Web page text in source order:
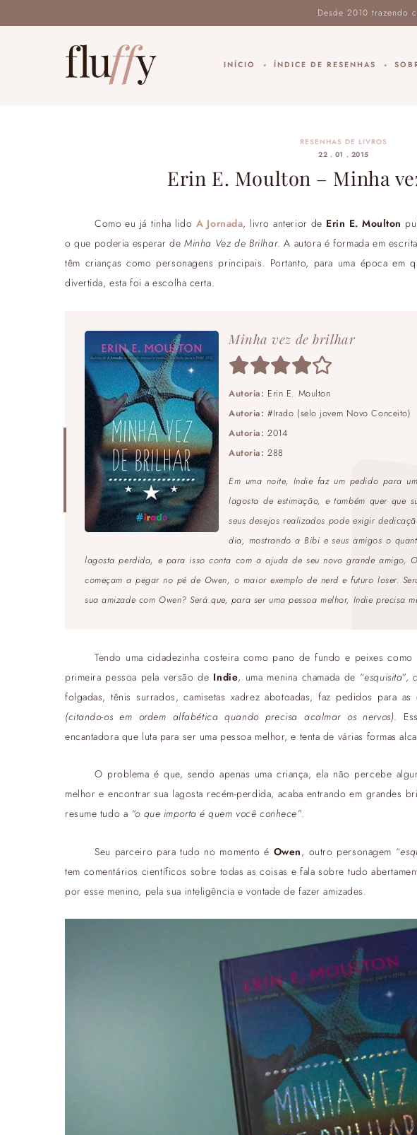
INÍCIO ÍNDICE DE RESENHAS
RESENHAS DE LIVROS
22 . 01 . 2015
Erin E. Moulton – Minha
Como eu já tinha lido A Jornada, livro anterior de Erin E. Moulton
o que poderia esperar deMinha Vez de Brilhar. A autora é formada em
têm crianças como personagens principais. Portanto, para uma época em
divertida, esta foi a escolha certa.
Minha vez de brilhar
Autoria: Erin E. Moulton
Autoria: #Irado (selo jovem Novo Conceito)
Autoria: 2014
Autoria: 288
Em uma noite, Indie faz um pedido para
lagosta de estimação, e também quer que
seus desejos realizados pode exigir
dia, mostrando a Bibi e seus amigos o
lagosta perdida, e para isso conta com a ajuda de seu novo grande amigo,
começam a pegar no pé de Owen, o maior exemplo de nerd e futuro loser.
sua amizade com Owen? Será que, para ser uma pessoa melhor, Indie precisa
Tendo uma cidadezinha costeira como pano de fundo e peixes
primeira pessoa pela versão de Indie, uma menina chamada de “esquisita”,
folgadas, tênis surrados, camisetas xadrez abotoadas, faz pedidos para
(citando-os em ordem alfabética quando precisa acalmar os nervos).
encantadora que luta para ser uma pessoa melhor, e tenta de várias formas
O problema é que, sendo apenas uma criança, ela não percebe
melhor e encontrar sua lagosta recém-perdida, acaba entrando em grandes
resume tudo a “o que importa é quem você conhece”.
Seu parceiro para tudo no momento é Owen, outro personagem “
tem comentários científicos sobre todas as coisas e fala sobre tudo
por esse menino, pela sua inteligência e vontade de fazer amizades.